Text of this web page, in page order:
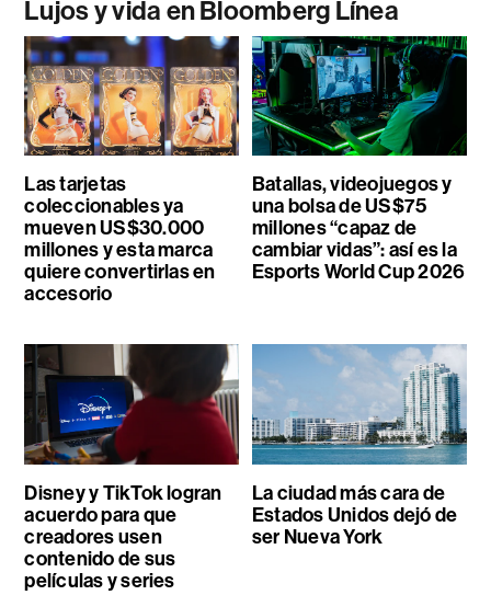
Lujos y vida en Bloomberg Línea
Las tarjetas
coleccionables ya
mueven US$30.000
millones y esta marca
quiere convertirlas en
accesorio
Batallas, videojuegos y
una bolsa de US$75
millones “capaz de
cambiar vidas”: así es la
Esports World Cup 2026
Disney y TikTok logran
acuerdo para que
creadores usen
contenido de sus
películas y series
La ciudad más cara de
Estados Unidos dejó de
ser Nueva York